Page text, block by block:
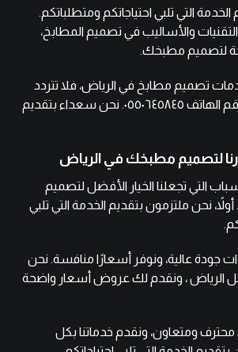
التي تلبي احتياجاتكم ومتطلباتكم.
والأساليب في تصميم المطابخ،
لتصميم مطبخك.
تصميم مطابخ في الرياض، فلا تتردد
الهاتف ٠٥٥٠٦٤٥٨٤٥
. نحن سعداء بتقديم
لتصميم مطبخك في الرياض
التي تجعلنا الخيار الأفضل لتصميم
نحن ملتزمون بتقديم الخدمة التي تلبي
جودة عالية، ونوفر أسعارًا منافسة. نحن
الرياض ، ونقدم لك عروض أسعار واضحة
ومتعاون، ونقدم خدماتنا بكل